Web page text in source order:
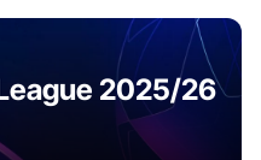
2025/26